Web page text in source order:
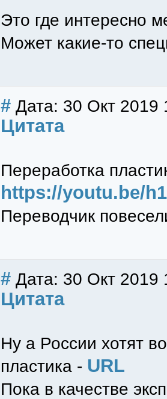
Это где интересно
Может какие-то
# Дата: 30 Окт 2019
Цитата
Переработка
https://youtu.be/
Переводчик
# Дата: 30 Окт 2019
Цитата
Ну а России хотят
пластика - URL
Пока в качестве